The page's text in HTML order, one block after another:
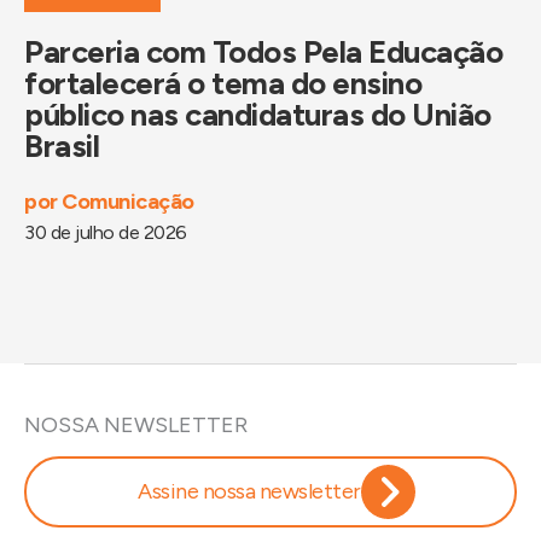
Parceria com Todos Pela Educação
fortalecerá o tema do ensino
público nas candidaturas do União
Brasil
porComunicação
30 de julho de 2026
NOSSA NEWSLETTER
Assine nossa newsletter